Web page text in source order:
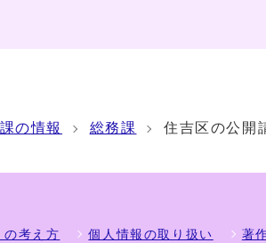
の情報 総務課 住吉区の公開
の考え方 個人情報の取り扱い 著